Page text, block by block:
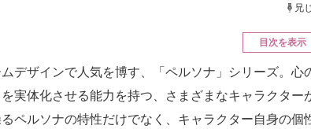
エネ
兄
目次を表示
ザインで人気を博す、「ペルソナ」シリーズ。心
実体化させる能力を持つ、さまざまなキャラクター
ペルソナの特性だけでなく、キャラクター自身の個